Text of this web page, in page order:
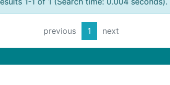
previous 1 next